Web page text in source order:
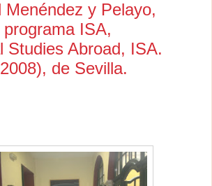
Menéndez y Pelayo,
ISA,
Studies Abroad, ISA.
de Sevilla.